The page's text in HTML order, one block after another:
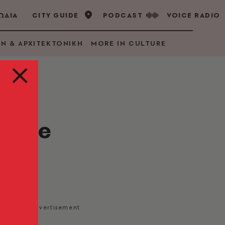
CITY GUIDE PODCAST VOICE RADIO
& ΑΡΧΙΤΕΚΤΟΝΙΚΗ MORE IN CULTURE